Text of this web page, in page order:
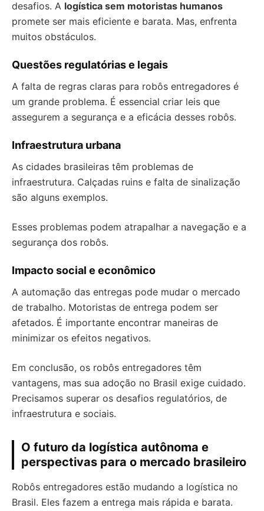
desafios. A logística sem motoristas humanos
promete ser mais eficiente e barata. Mas, enfrenta
muitos obstáculos.
Questões regulatórias e legais
A falta de regras claras para robôs entregadores é
um grande problema. É essencial criar leis que
assegurem a segurança e a eficácia desses robôs.
Infraestrutura urbana
As cidades brasileiras têm problemas de
infraestrutura. Calçadas ruins e falta de sinalização
são alguns exemplos.
Esses problemas podem atrapalhar a navegação e a
segurança dos robôs.
Impacto social e econômico
A automação das entregas pode mudar o mercado
de trabalho. Motoristas de entrega podem ser
afetados. É importante encontrar maneiras de
minimizar os efeitos negativos.
Em conclusão, os robôs entregadores têm
vantagens, mas sua adoção no Brasil exige cuidado.
Precisamos superar os desafios regulatórios, de
infraestrutura e sociais.
O futuro da logística autônoma e
perspectivas para o mercado brasileiro
Robôs entregadores estão mudando a logística no
Brasil. Eles fazem a entrega mais rápida e barata.